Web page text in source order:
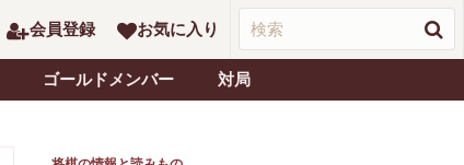
会員登録 お気に入り
ゴールドメンバー 対局